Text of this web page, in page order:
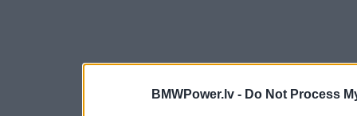
BMWPower.lv - Do Not Process